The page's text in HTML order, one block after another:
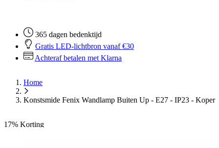
Gratis LED-lichtbron vanaf €30
Achteraf betalen met Klarna
Home
Konstsmide Fenix Wandlamp Buiten Up - E27 - IP23 - Koper
17% Korting